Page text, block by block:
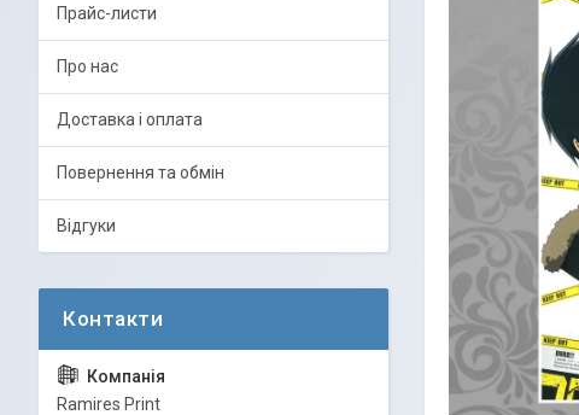
Прайс-листи
Про нас
Доставка і оплата
Повернення та обмін
Відгуки
Ramires Print